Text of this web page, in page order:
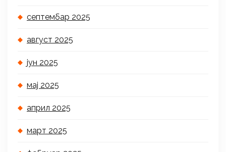
септембар 2025
август 2025
јун 2025
мај 2025
април 2025
март 2025